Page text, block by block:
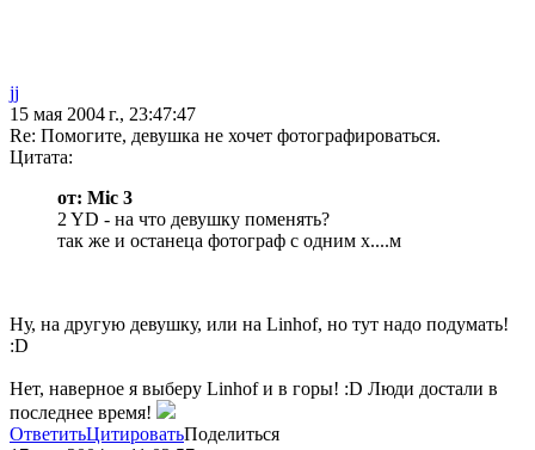
jj
15 мая 2004 г., 23:47:47
Re: Помогите, девушка не хочет фотографироваться.
Цитата:
от: Mic 3
2 YD - на что девушку поменять?
так же и останеца фотограф с одним х....м
Ну, на другую девушку, или на Linhof, но тут надо подумать!
:D
Нет, наверное я выберу Linhof и в горы! :D Люди достали в
последнее время!
ОтветитьЦитироватьПоделиться